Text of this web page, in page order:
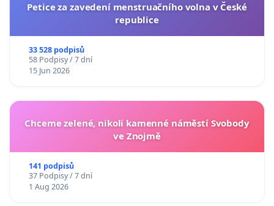
Petice za zavedení menstruačního volna v České
republice
33 528 podpisů
58 Podpisy / 7 dní
15 Jun 2026
Chceme zelené, nikoli kamenné náměstí Svobody
ve Znojmě
141 podpisů
37 Podpisy / 7 dní
1 Aug 2026